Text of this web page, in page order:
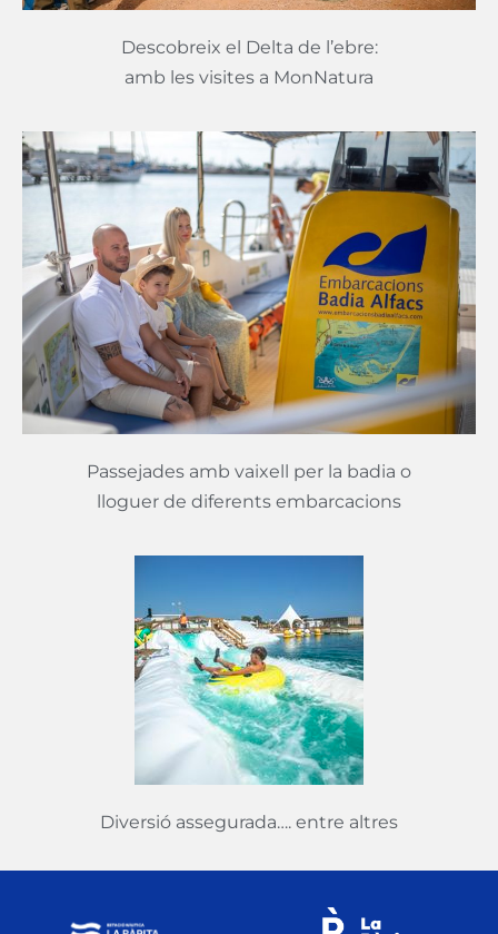
Descobreix el Delta de l’ebre:
amb les visites a MonNatura
Passejades amb vaixell per la badia o
lloguer de diferents embarcacions
Diversió assegurada…. entre altres